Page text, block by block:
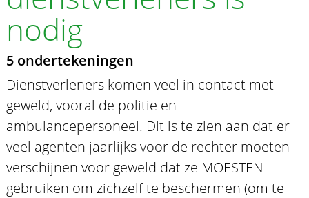
nodig
5 ondertekeningen
Dienstverleners komen veel in contact met
geweld, vooral de politie en
ambulancepersoneel. Dit is te zien aan dat er
veel agenten jaarlijks voor de rechter moeten
verschijnen voor geweld dat ze MOESTEN
gebruiken om zichzelf te beschermen (om te